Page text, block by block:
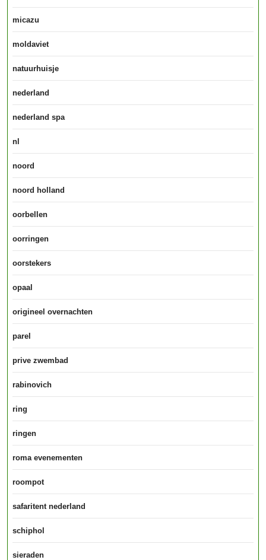
micazu
moldaviet
natuurhuisje
nederland
nederland spa
nl
noord
noord holland
oorbellen
oorringen
oorstekers
opaal
origineel overnachten
parel
prive zwembad
rabinovich
ring
ringen
roma evenementen
roompot
safaritent nederland
schiphol
sieraden